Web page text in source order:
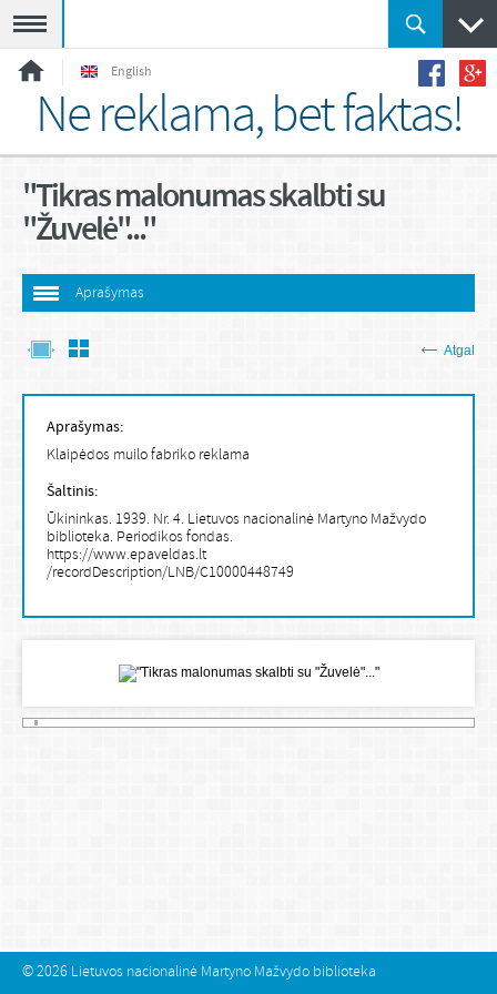
English
Ne reklama, bet faktas!
"Tikras malonumas skalbti su
"Žuvelė"..."
Aprašymas
Atgal
Aprašymas:
Klaipėdos muilo fabriko reklama
Šaltinis:
Ūkininkas. 1939. Nr. 4. Lietuvos nacionalinė Martyno Mažvydo
biblioteka. Periodikos fondas.
https://www.epaveldas.lt
/recordDescription/LNB/C10000448749
© 2026 Lietuvos nacionalinė Martyno Mažvydo biblioteka